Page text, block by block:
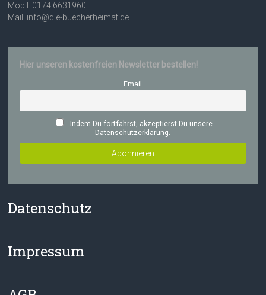
Mobil: 0174 6631960
Mail: info@die-buecherheimat.de
Hier unseren kostenfreien Newsletter bestellen!
Email
Indem Du fortfährst, akzeptierst Du unsere
Datenschutzerklärung.
Datenschutz
Impressum